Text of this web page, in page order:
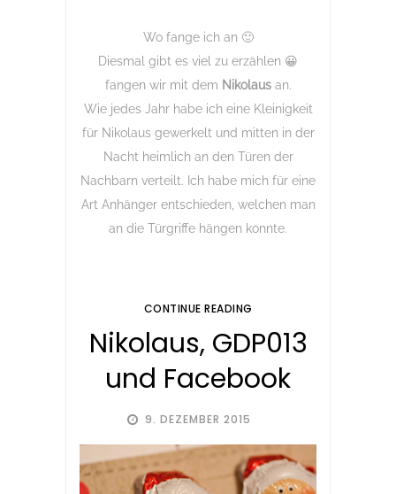
9. DEZEMBER 2015
Nikolaus, GDP013
und Facebook
Wo fange ich an 🙂
Diesmal gibt es viel zu erzählen 😀
fangen wir mit dem Nikolausan.
Wie jedes Jahr habe ich eine Kleinigkeit
für Nikolaus gewerkelt und mitten in der
Nacht heimlich an den Türen der
Nachbarn verteilt. Ich habe mich für eine
Art Anhänger entschieden, welchen man
an die Türgriffe hängen konnte.
CONTINUE READING